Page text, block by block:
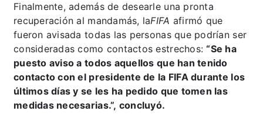
Finalmente, además de desearle una pronta
recuperación al mandamás, laFIFA afirmó que
fueron avisada todas las personas que podrían ser
consideradas como contactos estrechos:“Se ha
puesto aviso a todos aquellos que han tenido
contacto con el presidente de la FIFA durante los
últimos días y se les ha pedido que tomen las
medidas necesarias.”, concluyó.